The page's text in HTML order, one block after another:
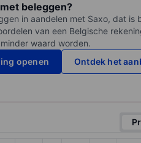
beleggen?
in aandelen met Saxo, dat is
van een Belgische
waard worden.
openen
Ontdek het